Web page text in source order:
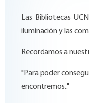
Las Bibliotecas
iluminación y las
Recordamos a
"Para poder
encontremos.."